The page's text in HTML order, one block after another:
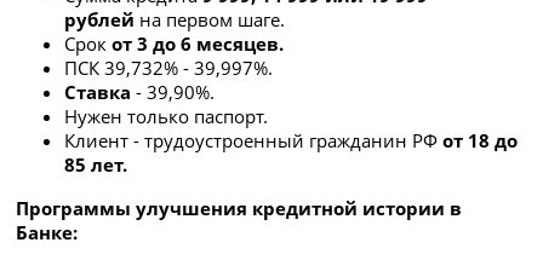
рублей на первом шаге.
Срок от 3 до 6 месяцев.
ПСК 39,732% - 39,997%.
Ставка- 39,90%.
Нужен только паспорт.
Клиент - трудоустроенный гражданин РФот 18 до
85 лет.
Программы улучшения кредитной истории в
Банке: